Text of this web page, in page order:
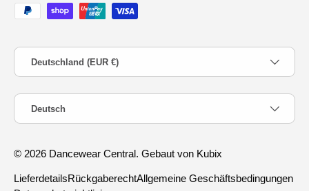
Land/Region
Deutschland (EUR €)
Sprache
Deutsch
© 2026 Dancewear Central. Gebaut von Kubix
LieferdetailsRückgaberechtAllgemeine Geschäftsbedingungen